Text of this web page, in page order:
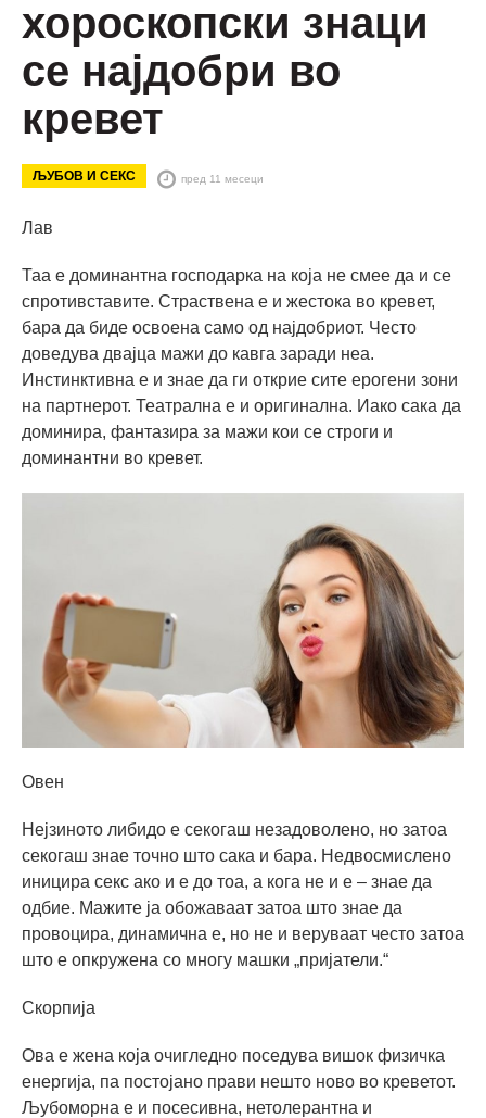
хороскопски знаци
се најдобри во
кревет
ЉУБОВ И СЕКС пред 11 месеци
Лав
Таа е доминантна господарка на која не смее да и се
спротивставите. Страствена е и жестока во кревет,
бара да биде освоена само од најдобриот. Често
доведува двајца мажи до кавга заради неа.
Инстинктивна е и знае да ги открие сите ерогени зони
на партнерот. Театрална е и оригинална. Иако сака да
доминира, фантазира за мажи кои се строги и
доминантни во кревет.
Овен
Нејзиното либидо е секогаш незадоволено, но затоа
секогаш знае точно што сака и бара. Недвосмислено
иницира секс ако и е до тоа, а кога не и е – знае да
одбие. Мажите ја обожаваат затоа што знае да
провоцира, динамична е, но не и веруваат често затоа
што е опкружена со многу машки „пријатели.“
Скорпија
Ова е жена која очигледно поседува вишок физичка
енергија, па постојано прави нешто ново во креветот.
Љубоморна е и посесивна, нетолерантна и